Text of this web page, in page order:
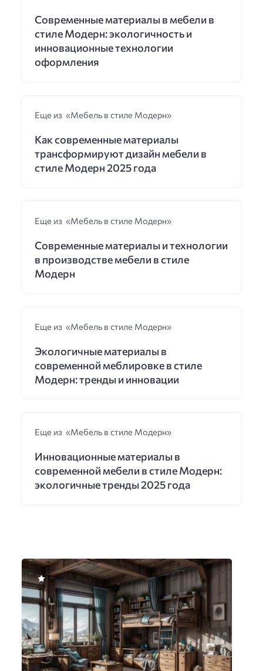
Современные материалы в мебели в
стиле Модерн: экологичность и
инновационные технологии
оформления
Еще из «Мебель в стиле Модерн»
Как современные материалы
трансформируют дизайн мебели в
стиле Модерн 2025 года
Еще из «Мебель в стиле Модерн»
Современные материалы и технологии
в производстве мебели в стиле
Модерн
Еще из «Мебель в стиле Модерн»
Экологичные материалы в
современной меблировке в стиле
Модерн: тренды и инновации
Еще из «Мебель в стиле Модерн»
Инновационные материалы в
современной мебели в стиле Модерн:
экологичные тренды 2025 года